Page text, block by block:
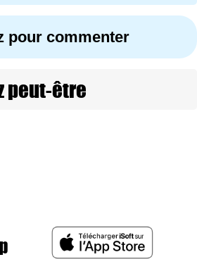
pour commenter
peut-être